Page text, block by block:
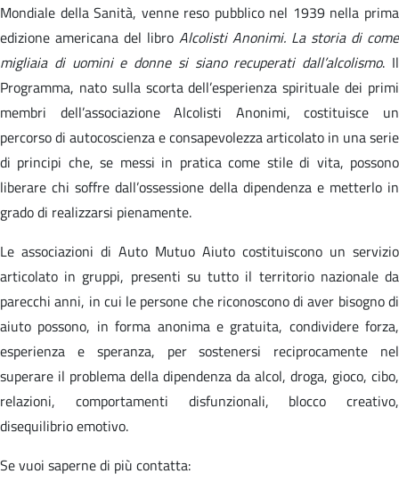
Mondiale della Sanità, venne reso pubblico nel 1939 nella prima
edizione americana del libro Alcolisti Anonimi. La storia di come
migliaia di uomini e donne si siano recuperati dall’alcolismo. Il
Programma, nato sulla scorta dell’esperienza spirituale dei primi
membri dell’associazione Alcolisti Anonimi, costituisce un
percorso di autocoscienza e consapevolezza articolato in una serie
di principi che, se messi in pratica come stile di vita, possono
liberare chi soffre dall’ossessione della dipendenza e metterlo in
grado di realizzarsi pienamente.
Le associazioni di Auto Mutuo Aiuto costituiscono un servizio
articolato in gruppi, presenti su tutto il territorio nazionale da
parecchi anni, in cui le persone che riconoscono di aver bisogno di
aiuto possono, in forma anonima e gratuita, condividere forza,
esperienza e speranza, per sostenersi reciprocamente nel
superare il problema della dipendenza da alcol, droga, gioco, cibo,
relazioni, comportamenti disfunzionali, blocco creativo,
disequilibrio emotivo.
Se vuoi saperne di più contatta: